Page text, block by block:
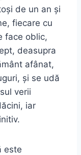
de un an și
fiecare cu
face oblic,
deasupra
afânat,
și se udă
verii
iar
este